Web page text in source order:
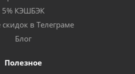
5% КЭШБЭК
в Телеграме
Блог
Полезное